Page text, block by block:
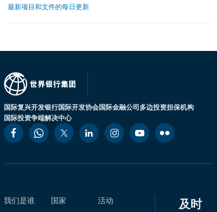
最新项目和文件的每日更新
国际复兴开发银行国际开发协会国际金融公司多边投资担保机构
国际投资争端解决中心
我们是谁
国家
活动
及时